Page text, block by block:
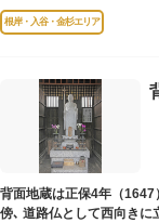
曽木、それが金杉に変わっ
根岸・入谷・金杉エリア
背面地蔵は正保4年（1647
傍､ 道路仏として西向きに